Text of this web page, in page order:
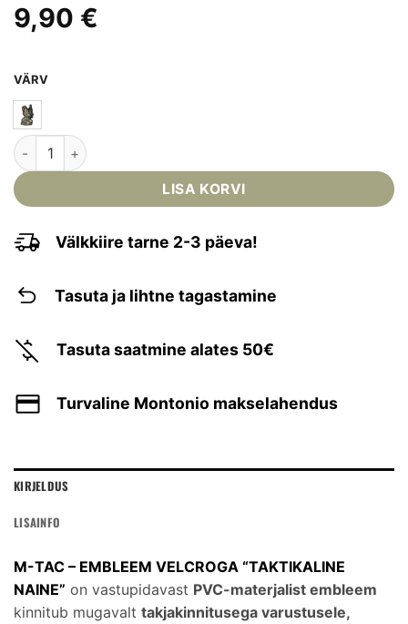
9,90 €
VÄRV
M-TAC - EMBLEEM VELCROGA "TAKTIKALINE NAINE" nr 5
LISA KORVI
Välkkiire tarne 2-3 päeva!
Tasuta ja lihtne tagastamine
Tasuta saatmine alates 50€
Turvaline Montonio makselahendus
KIRJELDUS
LISAINFO
M-TAC – EMBLEEM VELCROGA “TAKTIKALINE
NAINE” on vastupidavast PVC-materjalist embleem
kinnitub mugavalt takjakinnitusega varustusele,